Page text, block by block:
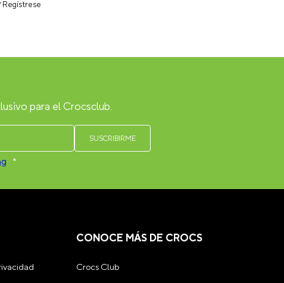
para el Crocsclub.
*
CONOCE MÁS DE CROCS
Crocs Club